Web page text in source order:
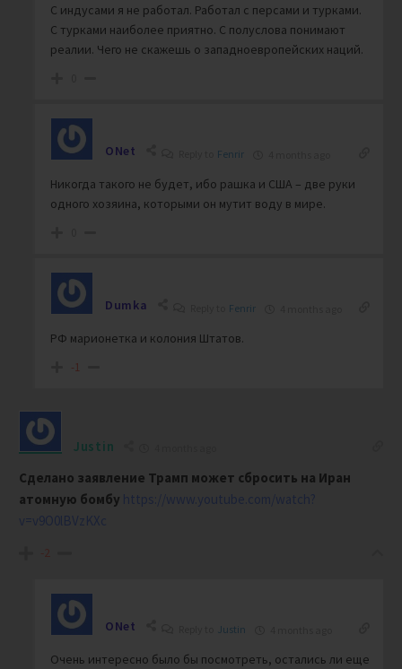
С индусами я не работал. Работал с персами и турками.
С турками наиболее приятно. С полуслова понимают
реалии. Чего не скажешь о западноевропейских наций.
ONet Fenrir
Никогда такого не будет, ибо рашка и США – две руки
одного хозяина, которыми он мутит воду в мире.
Dumka Fenrir
РФ марионетка и колония Штатов.
-1
Justin
Сделано заявление Трамп может сбросить на Иран
атомную бомбу https://www.youtube.com/watch?
v=v9O0lBVzKXc
-2
ONet Justin
Очень интересно было бы посмотреть, остались ли еще